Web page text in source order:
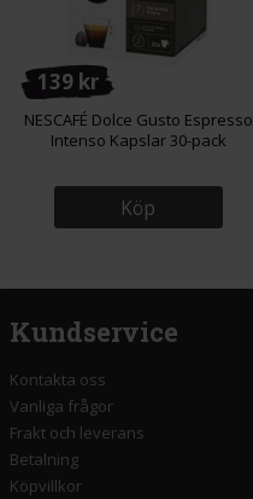
139 kr
NESCAFÉ Dolce Gusto Espresso
Intenso Kapslar 30-pack
Köp
Kundservice
Kontakta oss
Vanliga frågor
Frakt och leverans
Betalning
Köpvillkor